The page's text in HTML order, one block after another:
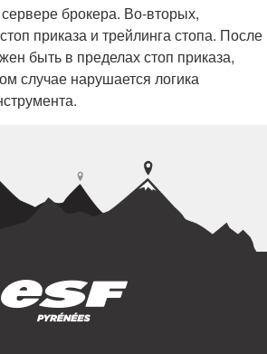
брокера. Во-вторых,
приказа и трейлинга стопа. После
быть в пределах стоп приказа,
случае нарушается логика